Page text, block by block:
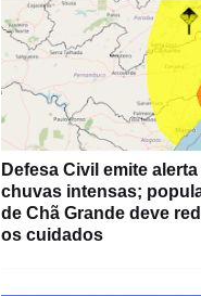
Defesa Civil emite
chuvas intensas;
de Chã Grande deve
os cuidados